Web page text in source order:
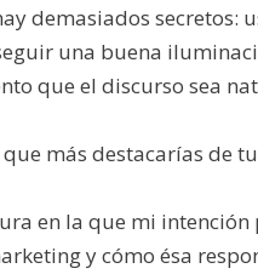
demasiados
una buena
que el discurso sea
que más destacarías de
en la que mi
y cómo ésa